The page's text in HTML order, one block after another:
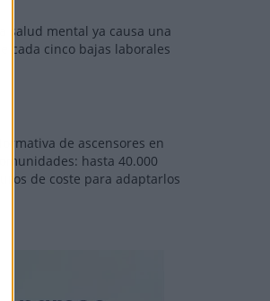
La salud mental ya causa una
de cada cinco bajas laborales
Normativa de ascensores en
comunidades: hasta 40.000
euros de coste para adaptarlos